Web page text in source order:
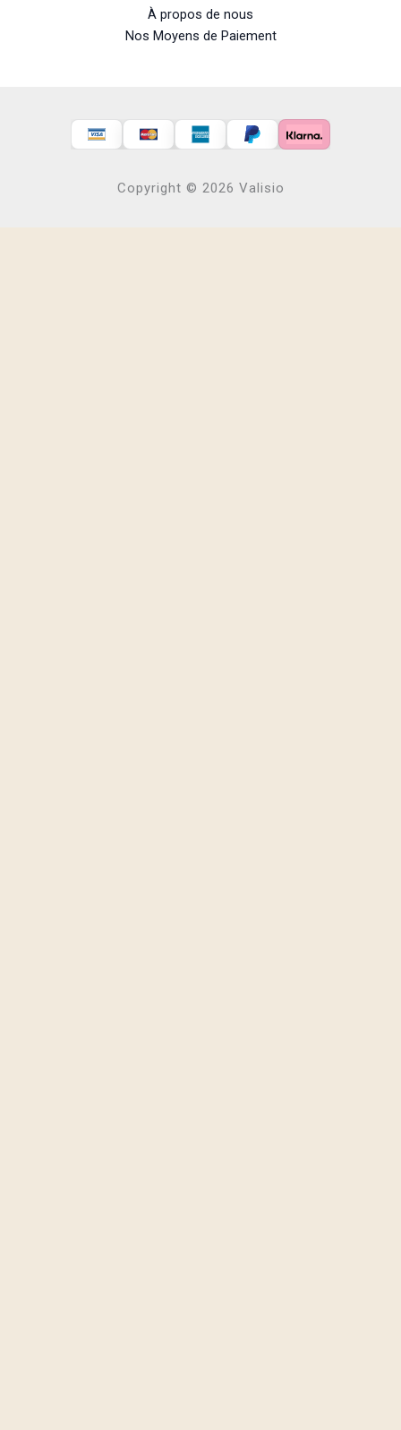
À propos de nous
Nos Moyens de Paiement
Copyright © 2026 Valisio